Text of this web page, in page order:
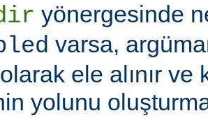
yönergesinde
varsa,
olarak ele alınır
yolunu